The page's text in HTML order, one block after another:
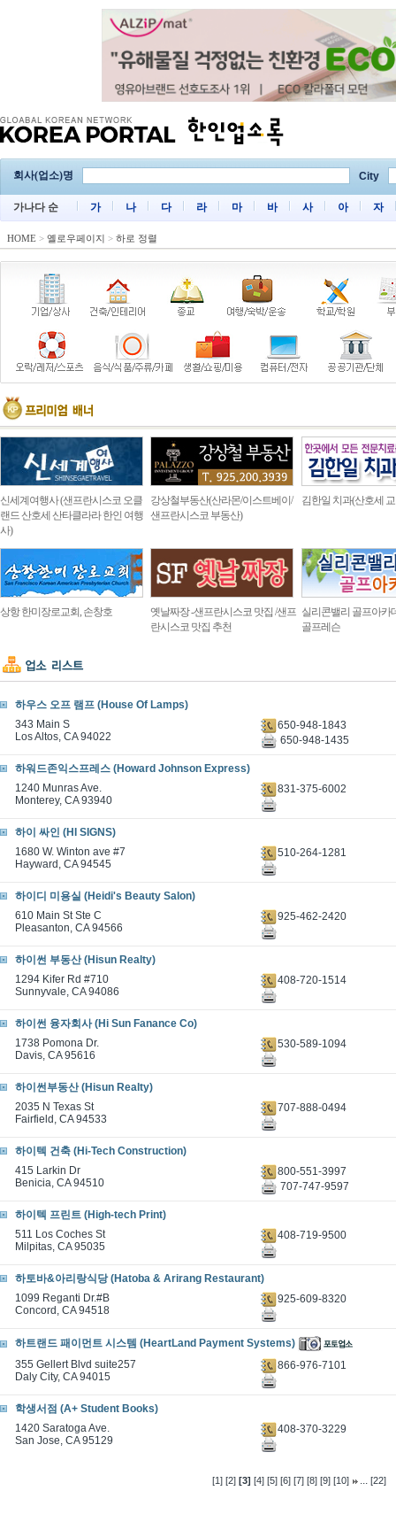
회사(업소)명 City
가나다 순 가 나 다 라 마 바 사 아 자
HOME > 옐로우페이지 > 하로 정렬
신세계여행사 (샌프란시스코 오클
랜드 산호세 산타클라라 한인 여행
사)
강상철부동산(산라몬/이스트베이/
샌프란시스코 부동산)
김한일 치과(산호세
상항 한미장로교회, 손창호
옛날짜장 -샌프란시스코 맛집 /샌프
란시스코 맛집 추천
실리콘밸리 골프아카
골프레슨
하우스 오프 램프 (House Of Lamps)
343 Main S
Los Altos, CA 94022
650-948-1843
650-948-1435
하워드존익스프레스 (Howard Johnson Express)
1240 Munras Ave.
Monterey, CA 93940
831-375-6002
하이 싸인 (HI SIGNS)
1680 W. Winton ave #7
Hayward, CA 94545
510-264-1281
하이디 미용실 (Heidi's Beauty Salon)
610 Main St Ste C
Pleasanton, CA 94566
925-462-2420
하이썬 부동산 (Hisun Realty)
1294 Kifer Rd #710
Sunnyvale, CA 94086
408-720-1514
하이썬 융자회사 (Hi Sun Fanance Co)
1738 Pomona Dr.
Davis, CA 95616
530-589-1094
하이썬부동산 (Hisun Realty)
2035 N Texas St
Fairfield, CA 94533
707-888-0494
하이텍 건축 (Hi-Tech Construction)
415 Larkin Dr
Benicia, CA 94510
800-551-3997
707-747-9597
하이텍 프린트 (High-tech Print)
511 Los Coches St
Milpitas, CA 95035
408-719-9500
하토바&아리랑식당 (Hatoba & Arirang Restaurant)
1099 Reganti Dr.#B
Concord, CA 94518
925-609-8320
하트랜드 패이먼트 시스템 (HeartLand Payment Systems)
355 Gellert Blvd suite257
Daly City, CA 94015
866-976-7101
학생서점 (A+ Student Books)
1420 Saratoga Ave.
San Jose, CA 95129
408-370-3229
[1] [2] [3] [4] [5] [6] [7] [8] [9] [10] ...[22]